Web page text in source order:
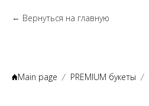
Вернуться на главную
Main page PREMIUM букеты